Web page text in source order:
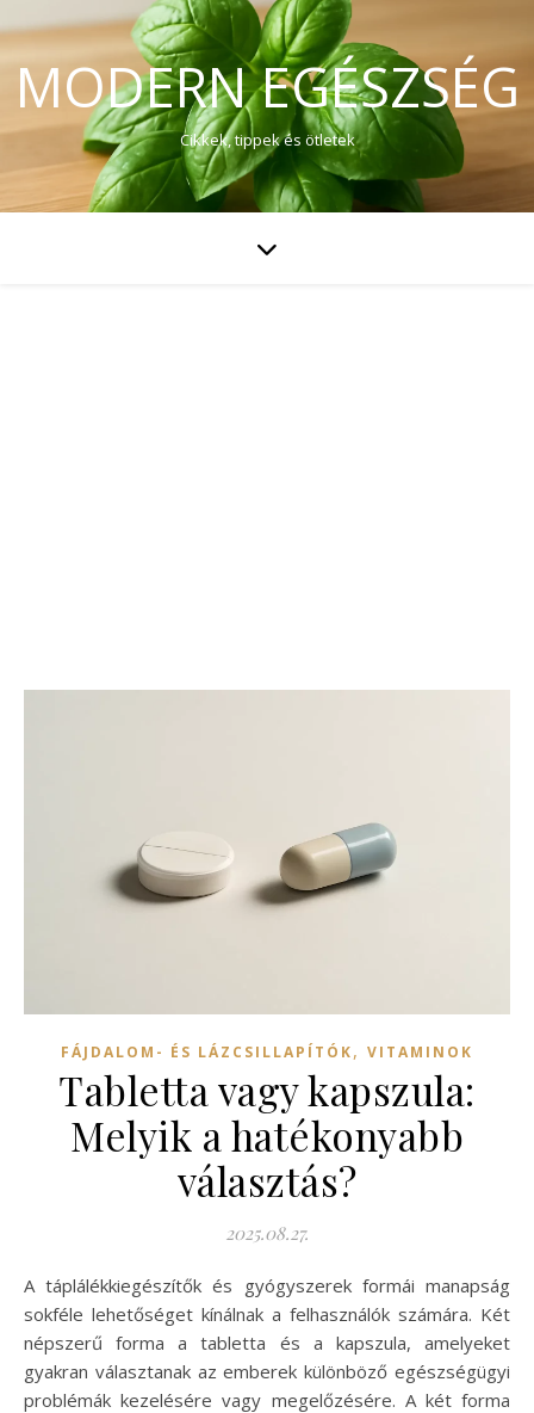
MODERN EGÉSZSÉG
Cikkek, tippek és ötletek
FÁJDALOM- ÉS LÁZCSILLAPÍTÓK, VITAMINOK
Tabletta vagy kapszula:
Melyik a hatékonyabb
választás?
2025.08.27.
A táplálékkiegészítők és gyógyszerek formái manapság
sokféle lehetőséget kínálnak a felhasználók számára. Két
népszerű forma a tabletta és a kapszula, amelyeket
gyakran választanak az emberek különböző egészségügyi
problémák kezelésére vagy megelőzésére. A két forma